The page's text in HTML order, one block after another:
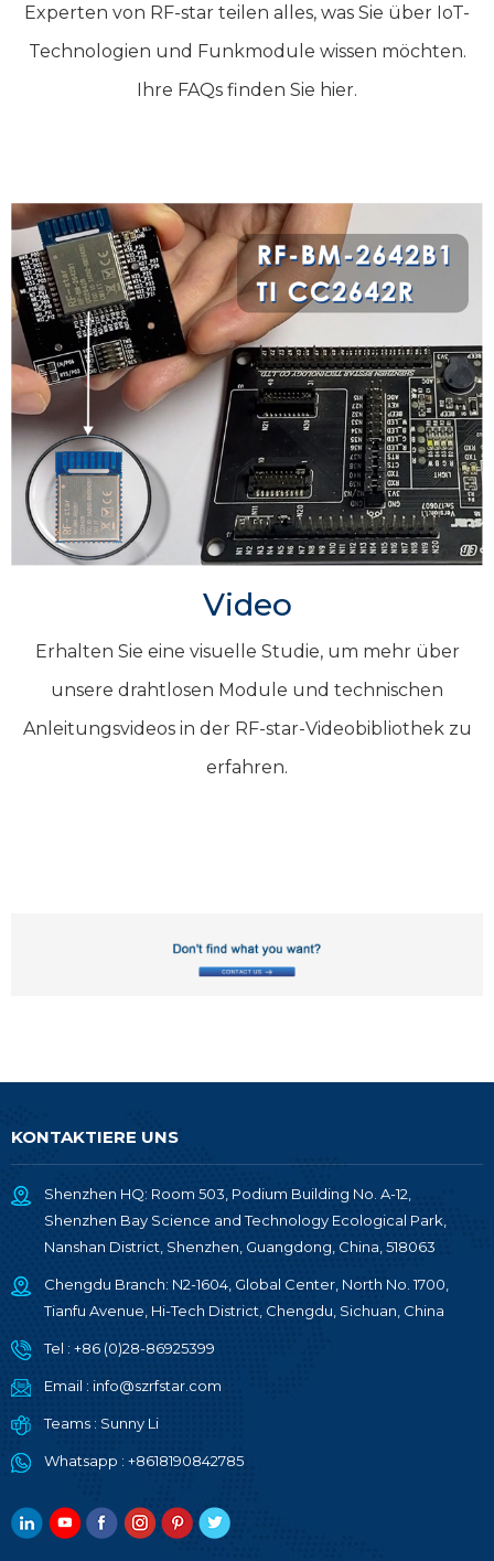
Experten von RF-star teilen alles, was Sie über IoT-
Technologien und Funkmodule wissen möchten.
Ihre FAQs finden Sie hier.
Video
Erhalten Sie eine visuelle Studie, um mehr über
unsere drahtlosen Module und technischen
Anleitungsvideos in der RF-star-Videobibliothek zu
erfahren.
KONTAKTIERE UNS
Shenzhen HQ: Room 503, Podium Building No. A-12,
Shenzhen Bay Science and Technology Ecological Park,
Nanshan District, Shenzhen, Guangdong, China, 518063
Chengdu Branch: N2-1604, Global Center, North No. 1700,
Tianfu Avenue, Hi-Tech District, Chengdu, Sichuan, China
Tel : +86 (0)28-86925399
Email : info@szrfstar.com
Teams : Sunny Li
Whatsapp : +8618190842785